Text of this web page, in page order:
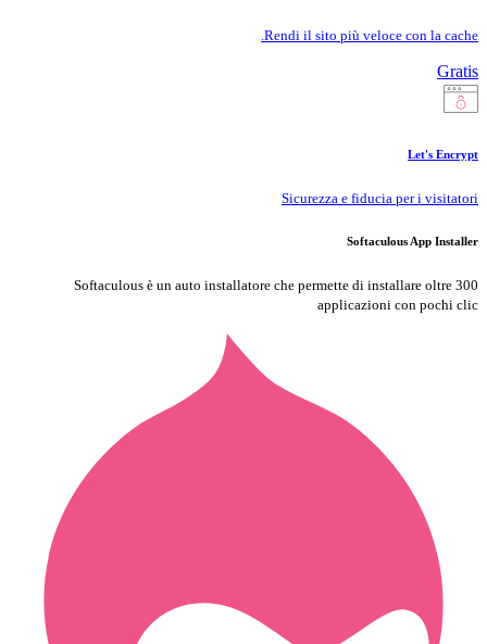
Rendi il sito più veloce con la cache.
Gratis
Let's Encrypt
Sicurezza e fiducia per i visitatori
Softaculous App Installer
Softaculous è un auto installatore che permette di installare oltre 300
applicazioni con pochi clic